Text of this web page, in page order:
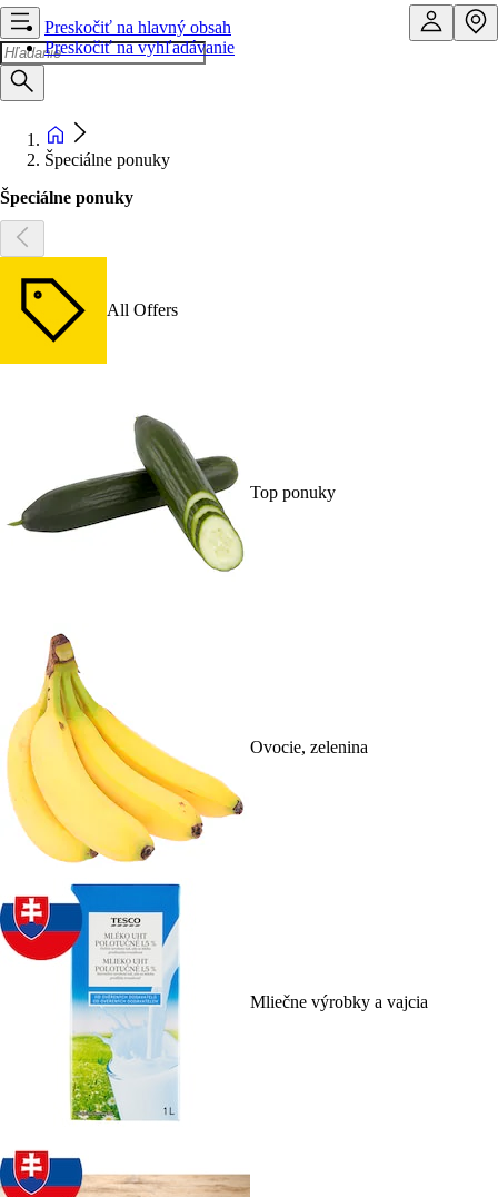
Preskočiť na hlavný obsah
Preskočiť na vyhľadávanie
Špeciálne ponuky
Špeciálne ponuky
All Offers
Top ponuky
Ovocie, zelenina
Mliečne výrobky a vajcia